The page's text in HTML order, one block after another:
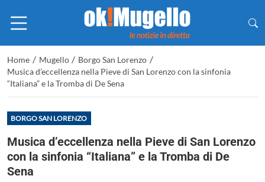
Home / Mugello / Borgo San Lorenzo /
Musica d’eccellenza nella Pieve di San Lorenzo con la sinfonia
“Italiana” e la Tromba di De Sena
BORGO SAN LORENZO
Musica d’eccellenza nella Pieve di San Lorenzo
con la sinfonia “Italiana” e la Tromba di De
Sena